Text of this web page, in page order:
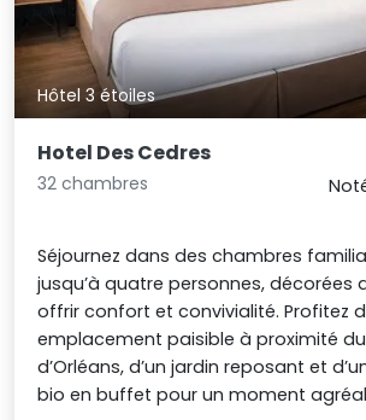
Hôtel 3 étoiles
Hotel Des Cedres
32 chambres
Séjournez dans des chambres
jusqu’à quatre personnes, décorées
offrir confort et convivialité. Profitez
emplacement paisible à proximité
d’Orléans, d’un jardin reposant et
bio en buffet pour un moment